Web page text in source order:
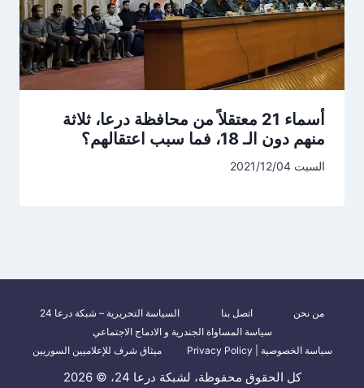
أسماء 21 معتقلاً من محافظة درعا، ثلاثة
منهم دون الـ 18، فما سبب اعتقالهم؟
السبت 2021/12/04
من نحن اتصل بنا
السياسة التحريرية – شبكة درعا 24
سياسة المساواة الجندرية و الادماج الاجتماعي
سياسة الخصوصية | Privacy Policy
ميثاق شرف للإعلاميين السوريين
كل الحقوق محفوظة، لشبكة درعا 24، © 2026